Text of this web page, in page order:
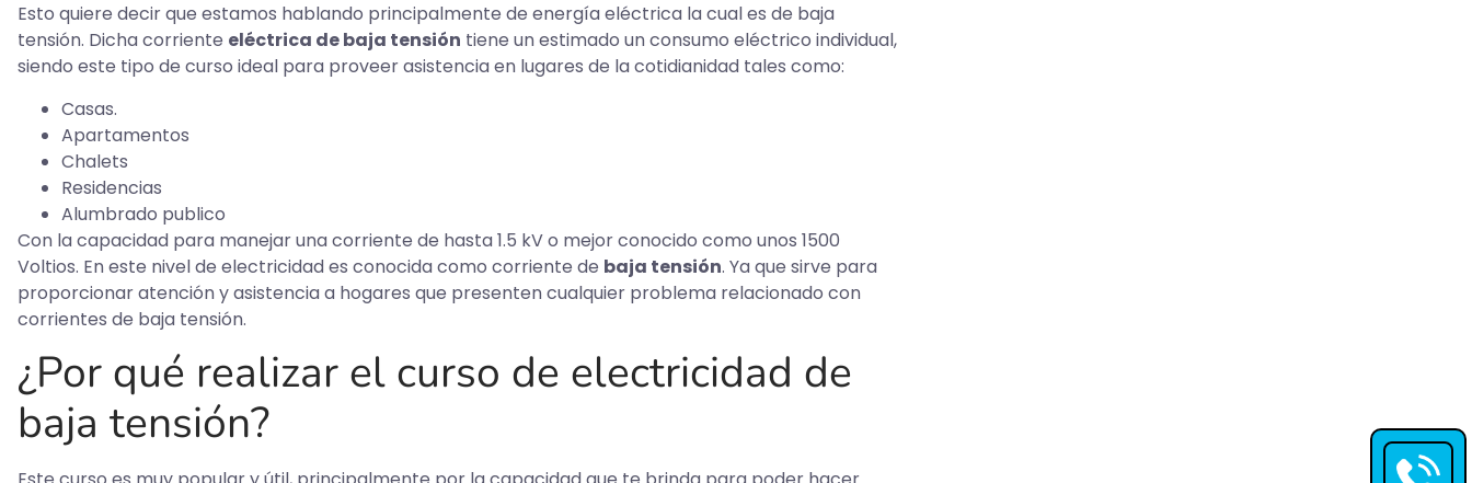
Esto quiere decir que estamos hablando principalmente de energía eléctrica la cual es de baja
tensión. Dicha corriente eléctrica de baja tensión tiene un estimado un consumo eléctrico individual,
siendo este tipo de curso ideal para proveer asistencia en lugares de la cotidianidad tales como:
Casas.
Apartamentos
Chalets
Residencias
Alumbrado publico
Con la capacidad para manejar una corriente de hasta 1.5 kV o mejor conocido como unos 1500
Voltios. En este nivel de electricidad es conocida como corriente de baja tensión. Ya que sirve para
proporcionar atención y asistencia a hogares que presenten cualquier problema relacionado con
corrientes de baja tensión.
¿Por qué realizar el curso de electricidad de
baja tensión?